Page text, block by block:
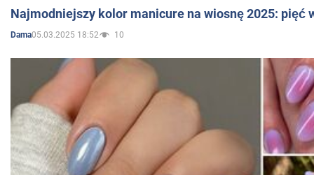
Najmodniejszy kolor manicure na wiosnę 2025: pięć
Dama05.03.2025 18:52 10